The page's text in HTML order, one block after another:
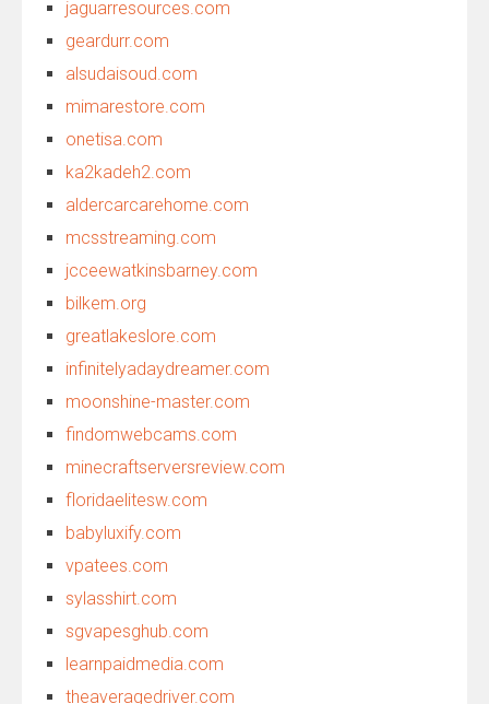
jaguarresources.com
geardurr.com
alsudaisoud.com
mimarestore.com
onetisa.com
ka2kadeh2.com
aldercarcarehome.com
mcsstreaming.com
jcceewatkinsbarney.com
bilkem.org
greatlakeslore.com
infinitelyadaydreamer.com
moonshine-master.com
findomwebcams.com
minecraftserversreview.com
floridaelitesw.com
babyluxify.com
vpatees.com
sylasshirt.com
sgvapesghub.com
learnpaidmedia.com
theaveragedriver.com